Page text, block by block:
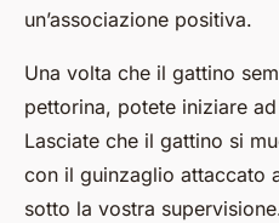
un’associazione positiva.
Una volta che il gattino
pettorina, potete iniziare
Lasciate che il gattino si
con il guinzaglio attaccato
sotto la vostra